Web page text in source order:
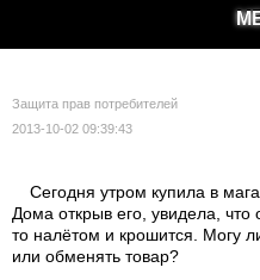
Защита прав потребителей
2013-10-02 09:39:43
Сегодня утром купила в
Дома открыв его, увидела, что
то налётом и крошится. Могу
или обменять товар?